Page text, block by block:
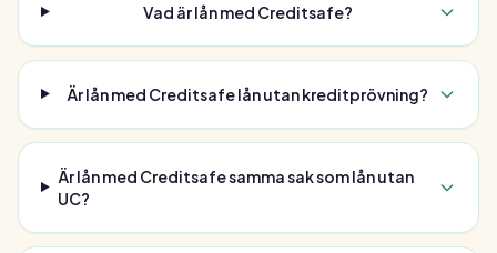
Vad är lån med Creditsafe?
Är lån med Creditsafe lån utan kreditprövning?
Är lån med Creditsafe samma sak som lån utan
UC?